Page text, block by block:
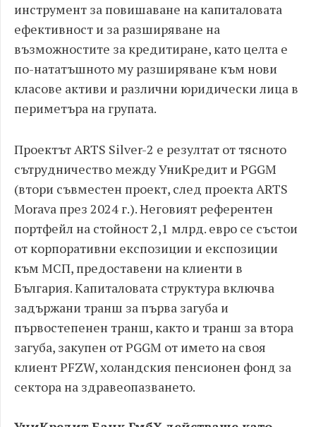
инструмент за повишаване на капиталовата
ефективност и за разширяване на
възможностите за кредитиране, като целта е
по-нататъшното му разширяване към нови
класове активи и различни юридически лица в
периметъра на групата.
Проектът ARTS Silver-2 е резултат от тясното
сътрудничество между УниКредит и PGGM
(втори съвместен проект, след проекта ARTS
Morava през 2024 г.). Неговият референтен
портфейл на стойност 2,1 млрд. евро се състои
от корпоративни експозиции и експозиции
към МСП, предоставени на клиенти в
България. Капиталовата структура включва
задържани транш за първа загуба и
първостепенен транш, както и транш за втора
загуба, закупен от PGGM от името на своя
клиент PFZW, холандския пенсионен фонд за
сектора на здравеопазването.